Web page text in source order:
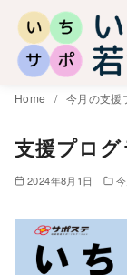
Home 今月の支援
支援プログ
2024年8月1日